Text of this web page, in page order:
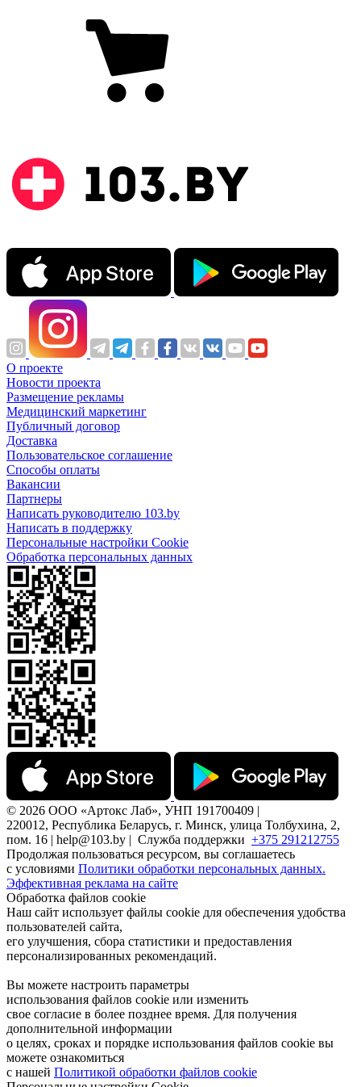
О проекте
Новости проекта
Размещение рекламы
Медицинский маркетинг
Публичный договор
Доставка
Пользовательское соглашение
Способы оплаты
Вакансии
Партнеры
Написать руководителю 103.by
Написать в поддержку
Персональные настройки Cookie
Обработка персональных данных
© 2026 ООО «Артокс Лаб», УНП 191700409 |
220012, Республика Беларусь, г. Минск, улица Толбухина, 2,
пом. 16 | help@103.by | Служба поддержки +375 291212755
Продолжая пользоваться ресурсом, вы соглашаетесь
с условиями Политики обработки персональных данных.
Эффективная реклама на сайте
Обработка файлов cookie
Наш сайт использует файлы cookie для обеспечения удобства
пользователей сайта,
его улучшения, сбора статистики и предоставления
персонализированных рекомендаций.
Вы можете настроить параметры
использования файлов cookie или изменить
свое согласие в более позднее время. Для получения
дополнительной информации
о целях, сроках и порядке использования файлов cookie вы
можете ознакомиться
с нашей Политикой обработки файлов cookie